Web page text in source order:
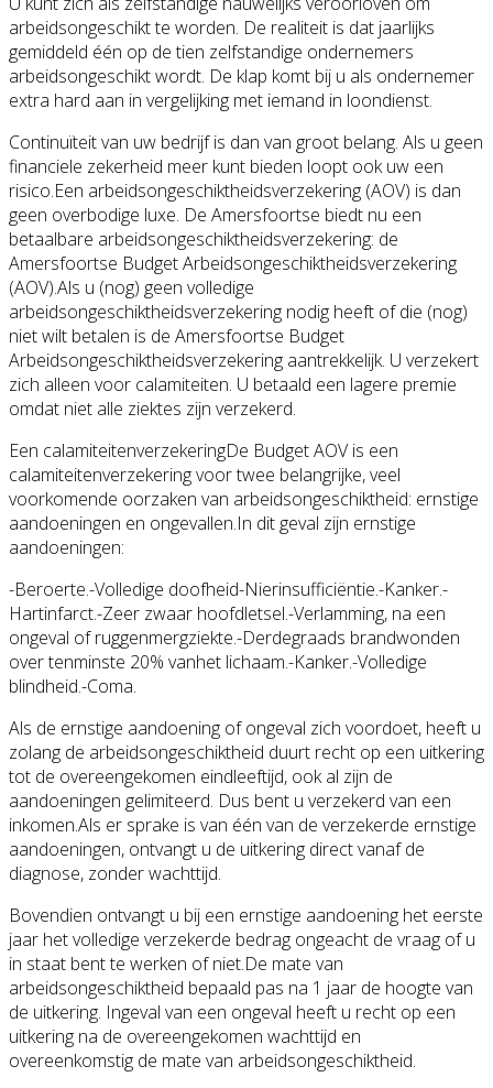
arbeidsongeschikt te worden. De realiteit is dat jaarlijks
gemiddeld één op de tien zelfstandige ondernemers
arbeidsongeschikt wordt. De klap komt bij u als ondernemer
extra hard aan in vergelijking met iemand in loondienst.
Continuïteit van uw bedrijf is dan van groot belang. Als u geen
financiele zekerheid meer kunt bieden loopt ook uw een
risico.Een arbeidsongeschiktheidsverzekering (AOV) is dan
geen overbodige luxe. De Amersfoortse biedt nu een
betaalbare arbeidsongeschiktheidsverzekering: de
Amersfoortse Budget Arbeidsongeschiktheidsverzekering
(AOV).Als u (nog) geen volledige
arbeidsongeschiktheidsverzekering nodig heeft of die (nog)
niet wilt betalen is de Amersfoortse Budget
Arbeidsongeschiktheidsverzekering aantrekkelijk. U verzekert
zich alleen voor calamiteiten. U betaald een lagere premie
omdat niet alle ziektes zijn verzekerd.
Een calamiteitenverzekeringDe Budget AOV is een
calamiteitenverzekering voor twee belangrijke, veel
voorkomende oorzaken van arbeidsongeschiktheid: ernstige
aandoeningen en ongevallen.In dit geval zijn ernstige
aandoeningen:
-Beroerte.-Volledige doofheid-Nierinsufficiëntie.-Kanker.-
Hartinfarct.-Zeer zwaar hoofdletsel.-Verlamming, na een
ongeval of ruggenmergziekte.-Derdegraads brandwonden
over tenminste 20% vanhet lichaam.-Kanker.-Volledige
blindheid.-Coma.
Als de ernstige aandoening of ongeval zich voordoet, heeft u
zolang de arbeidsongeschiktheid duurt recht op een uitkering
tot de overeengekomen eindleeftijd, ook al zijn de
aandoeningen gelimiteerd. Dus bent u verzekerd van een
inkomen.Als er sprake is van één van de verzekerde ernstige
aandoeningen, ontvangt u de uitkering direct vanaf de
diagnose, zonder wachttijd.
Bovendien ontvangt u bij een ernstige aandoening het eerste
jaar het volledige verzekerde bedrag ongeacht de vraag of u
in staat bent te werken of niet.De mate van
arbeidsongeschiktheid bepaald pas na 1 jaar de hoogte van
de uitkering. Ingeval van een ongeval heeft u recht op een
uitkering na de overeengekomen wachttijd en
overeenkomstig de mate van arbeidsongeschiktheid.